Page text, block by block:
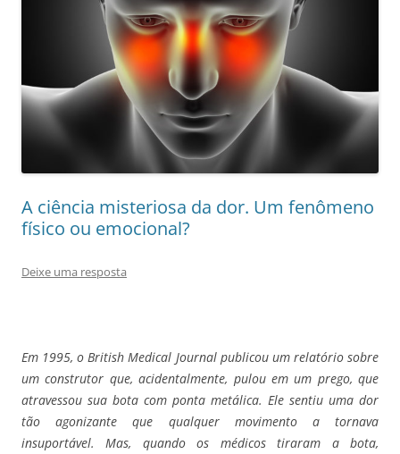
A ciência misteriosa da dor. Um fenômeno
físico ou emocional?
Deixe uma resposta
Em 1995, o British Medical Journal publicou um relatório sobre
um construtor que, acidentalmente, pulou em um prego, que
atravessou sua bota com ponta metálica. Ele sentiu uma dor
tão agonizante que qualquer movimento a tornava
insuportável. Mas, quando os médicos tiraram a bota,